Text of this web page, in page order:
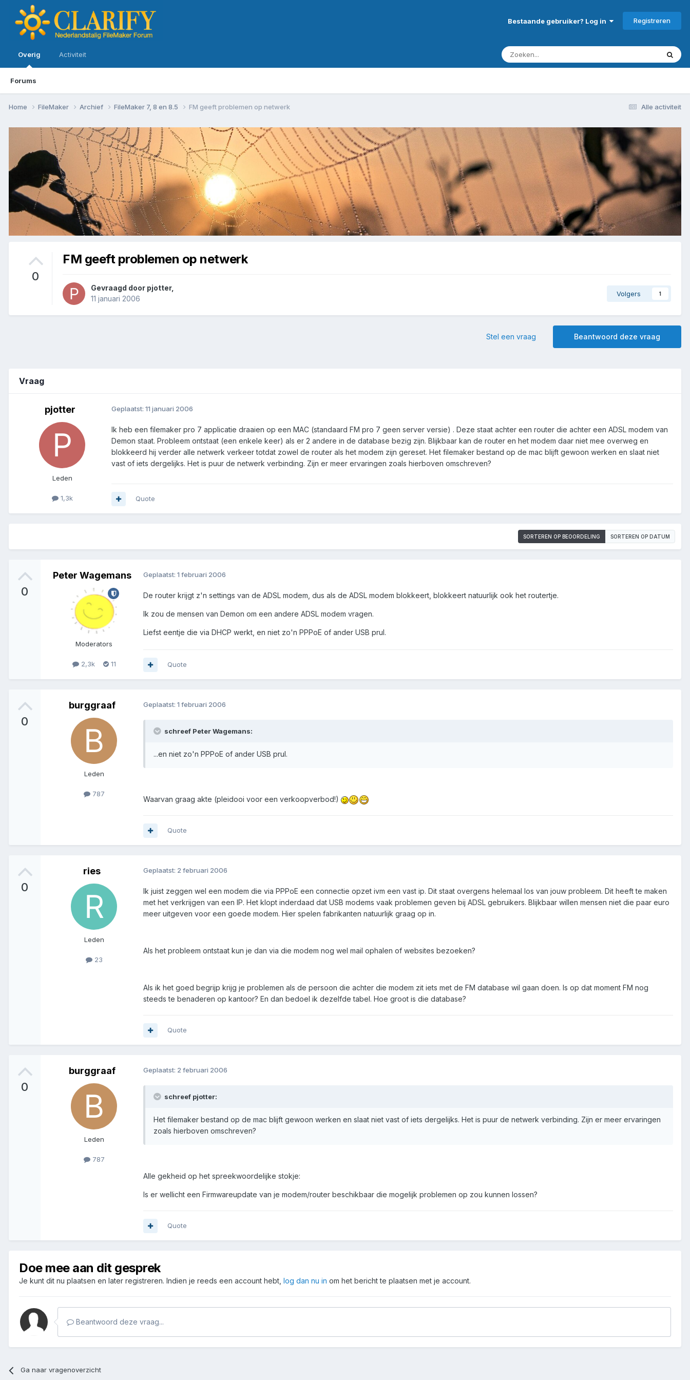
Bestaande gebruiker? Log in Registreren
Overig
Forums
Activiteit
Alle activiteit
Home FileMaker Archief FileMaker 7, 8 en 8.5 FM geeft problemen op netwerk
0
FM geeft problemen op netwerk
Gevraagd door pjotter,
11 januari 2006
Volgers 1
Beantwoord deze vraag
Stel een vraag
Vraag
pjotter
Leden
1,3k
Geplaatst: 11 januari 2006
Ik heb een filemaker pro 7 applicatie draaien op een MAC (standaard FM pro 7 geen server versie) . Deze staat achter een router die achter een ADSL modem van
Demon staat. Probleem ontstaat (een enkele keer) als er 2 andere in de database bezig zijn. Blijkbaar kan de router en het modem daar niet mee overweg en
blokkeerd hij verder alle netwerk verkeer totdat zowel de router als het modem zijn gereset. Het filemaker bestand op de mac blijft gewoon werken en slaat niet
vast of iets dergelijks. Het is puur de netwerk verbinding. Zijn er meer ervaringen zoals hierboven omschreven?
Quote
SORTEREN OP BEOORDELING SORTEREN OP DATUM
0
Peter Wagemans
Moderators
2,3k 11
Geplaatst: 1 februari 2006
De router krijgt z'n settings van de ADSL modem, dus als de ADSL modem blokkeert, blokkeert natuurlijk ook het routertje.
Ik zou de mensen van Demon om een andere ADSL modem vragen.
Liefst eentje die via DHCP werkt, en niet zo'n PPPoE of ander USB prul.
Quote
0
burggraaf
Leden
787
Geplaatst: 1 februari 2006
schreef Peter Wagemans:
...en niet zo'n PPPoE of ander USB prul.
Waarvan graag akte (pleidooi voor een verkoopverbod!)
Quote
0
ries
Leden
23
Geplaatst: 2 februari 2006
Ik juist zeggen wel een modem die via PPPoE een connectie opzet ivm een vast ip. Dit staat overgens helemaal los van jouw probleem. Dit heeft te maken
met het verkrijgen van een IP. Het klopt inderdaad dat USB modems vaak problemen geven bij ADSL gebruikers. Blijkbaar willen mensen niet die paar euro
meer uitgeven voor een goede modem. Hier spelen fabrikanten natuurlijk graag op in.
Als het probleem ontstaat kun je dan via die modem nog wel mail ophalen of websites bezoeken?
Als ik het goed begrijp krijg je problemen als de persoon die achter die modem zit iets met de FM database wil gaan doen. Is op dat moment FM nog
steeds te benaderen op kantoor? En dan bedoel ik dezelfde tabel. Hoe groot is die database?
Quote
0
burggraaf
Leden
787
Geplaatst: 2 februari 2006
schreef pjotter:
Het filemaker bestand op de mac blijft gewoon werken en slaat niet vast of iets dergelijks. Het is puur de netwerk verbinding. Zijn er meer ervaringen
zoals hierboven omschreven?
Alle gekheid op het spreekwoordelijke stokje:
Is er wellicht een Firmwareupdate van je modem/router beschikbaar die mogelijk problemen op zou kunnen lossen?
Quote
Doe mee aan dit gesprek
Je kunt dit nu plaatsen en later registreren. Indien je reeds een account hebt, log dan nu in om het bericht te plaatsen met je account.
Beantwoord deze vraag...
Ga naar vragenoverzicht